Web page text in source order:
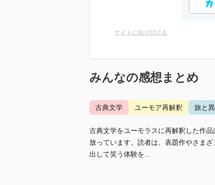
サイトに貼り付ける
みんなの感想まとめ
古典文学 ユーモア再解釈 旅と
古典文学をユーモラスに再解釈した作
放っています。読者は、表題作やさま
出して笑う体験を...